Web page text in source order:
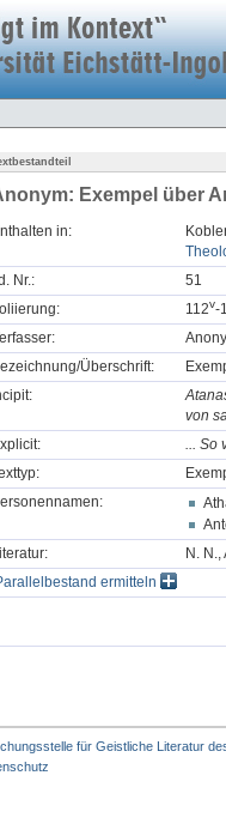
Exempel über
in:
Nr.:
51
112v-
Überschrift:
von
... So
N.
ermitteln
für Geistliche Literatur